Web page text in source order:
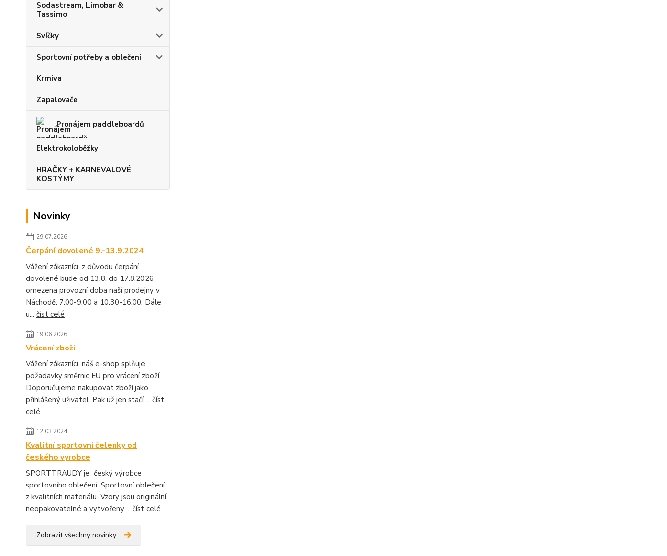
Sodastream, Limobar &
Tassimo
Svíčky
Sportovní potřeby a oblečení
Krmiva
Zapalovače
Pronájem paddleboardů
Elektrokoloběžky
HRAČKY + KARNEVALOVÉ
KOSTÝMY
Novinky
29.07.2026
Čerpání dovolené 9.-13.9.2024
Vážení zákazníci, z důvodu čerpání
dovolené bude od 13.8. do 17.8.2026
omezena provozní doba naší prodejny v
Náchodě: 7:00-9:00 a 10:30-16:00. Dále
u... číst celé
19.06.2026
Vrácení zboží
Vážení zákazníci, náš e-shop splňuje
požadavky směrnic EU pro vrácení zboží.
Doporučujeme nakupovat zboží jako
přihlášený uživatel. Pak už jen stačí ... číst
celé
12.03.2024
Kvalitní sportovní čelenky od
českého výrobce
SPORTTRAUDY je český výrobce
sportovního oblečení. Sportovní oblečení
z kvalitních materiálu. Vzory jsou originální
neopakovatelné a vytvořeny ... číst celé
Zobrazit všechny novinky